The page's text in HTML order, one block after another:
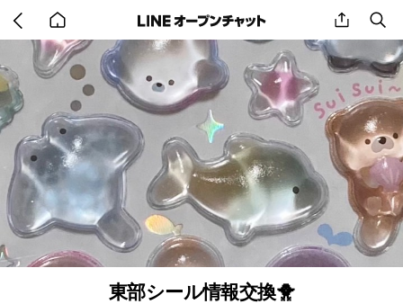
back
to
home
share
東部シール情報交換🐥